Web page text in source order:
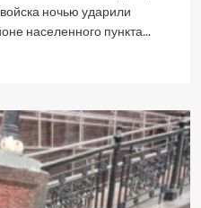
ночью ударили
населенного пункта...